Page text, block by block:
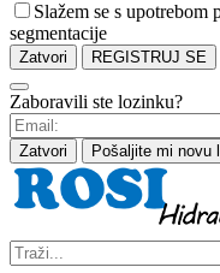
Slažem se s
segmentacije
Zatvori REGISTRUJ SE
Zaboravili ste lozinku?
Zatvori Pošaljite mi novu